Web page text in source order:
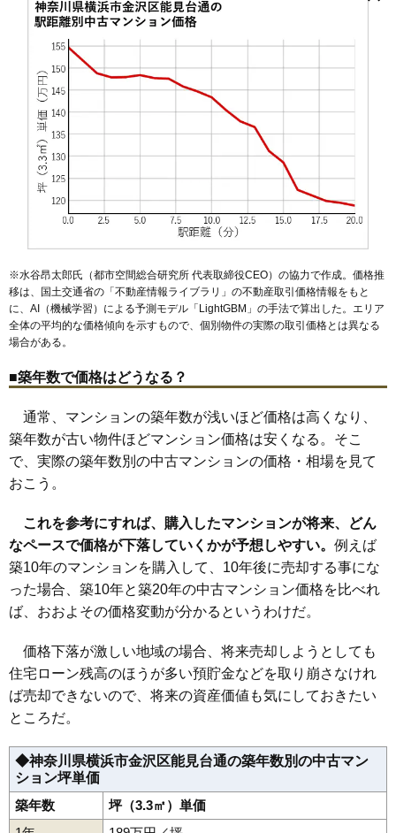
マンションナビで
無料一括査定をする
グローリア初穂湘南六浦
住所 神奈川県横浜市金沢区六浦5丁目
交通 六浦駅（3分）
相場 2,500万円～2,700万円
マンションナビで
無料一括査定をする
グリーンプラザ六浦
住所 神奈川県横浜市金沢区六浦5丁目
交通 六浦駅（3分）
相場 2,510万円～2,710万円
(39.8万円/㎡~43.0万円/㎡)
マンションナビで
無料一括査定をする
パティオ金沢南
交通 六浦駅（15分）、金沢八景駅（18分）
相場 2,940万円～3,240万円
(35.9万円/㎡~39.5万円/㎡)
マンションナビで
ヴランニュー金沢八景
住所 神奈川県横浜市金沢区六浦1丁目
相場 740万円～840万円
(28.5万円/㎡~32.3万円/㎡)
マンションナビで
※水谷昂太郎氏（都市空間総合研究所 代表取締役CEO）の協力で作成。価格推
移は、国土交通省の「不動産情報ライブラリ 」の不動産取引価格情報をもと
に、AI（機械学習）による予測モデル「LightGBM」の手法で算出した。エリア
全体の平均的な価格傾向を示すもので、個別物件の実際の取引価格とは異なる
場合がある。
■築年数で価格はどうなる？
通常、マンションの築年数が浅いほど価格は高くなり、
築年数が古い物件ほどマンション価格は安くなる。そこ
で、実際の築年数別の中古マンションの価格・相場を見て
おこう。
これを参考にすれば、購入したマンションが将来、どん
なペースで価格が下落していくかが予想しやすい。 例えば
築10年のマンションを購入して、10年後に売却する事にな
った場合、築10年と築20年の中古マンション価格を比べれ
ば、おおよその価格変動が分かるというわけだ。
価格下落が激しい地域の場合、将来売却しようとしても
住宅ローン残高のほうが多い預貯金などを取り崩さなけれ
ば売却できないので、将来の資産価値も気にしておきたい
ところだ。
◆神奈川県横浜市金沢区能見台通の築年数別の中古マン
ション坪単価
築年数
坪（3.3㎡）単価
大川片吹釜利谷西釜利谷東釜利谷南
寺前富岡西富岡東長浜 並木西柴
東朝比奈
京急富岡駅能見台駅金沢文庫駅金沢八景駅
南部市場駅鳥浜駅並木北駅並木中央駅
海の公園柴口駅